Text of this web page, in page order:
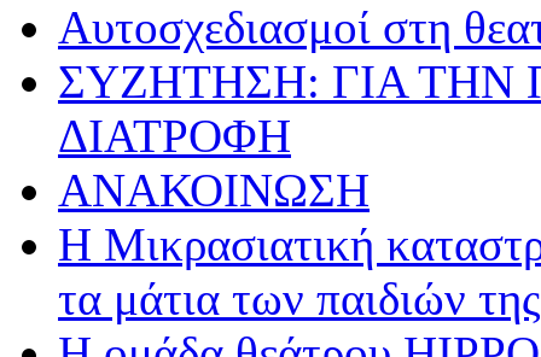
Αυτοσχεδιασμοί στη
ΣΥΖΗΤΗΣΗ: ΓΙΑ ΤΗΝ
ΔΙΑΤΡΟΦΗ
ΑΝΑΚΟΙΝΩΣΗ
Η Μικρασιατική
τα μάτια των παιδιών